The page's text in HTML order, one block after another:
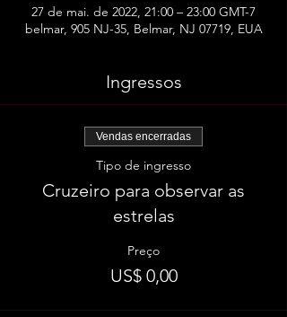
27 de mai. de 2022, 21:00 – 23:00 GMT-7
belmar, 905 NJ-35, Belmar, NJ 07719, EUA
Ingressos
Vendas encerradas
Tipo de ingresso
Cruzeiro para observar as
estrelas
Preço
US$ 0,00